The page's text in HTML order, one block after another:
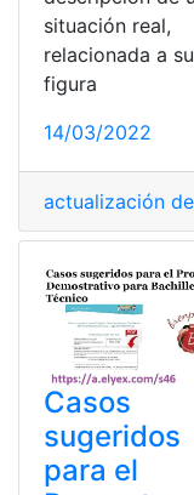
situación real,
relacionada a su
figura
14/03/2022
actualización
Casos
sugeridos
para el